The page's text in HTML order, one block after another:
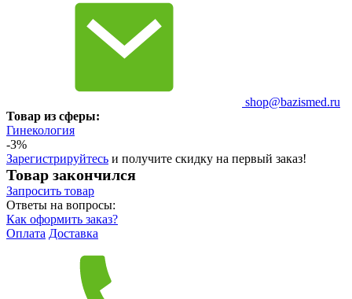
shop@bazismed.ru
Товар из сферы:
Гинекология
-3%
Зарегистрируйтесь и получите скидку на первый заказ!
Товар закончился
Запросить товар
Ответы на вопросы:
Как оформить заказ?
Оплата Доставка